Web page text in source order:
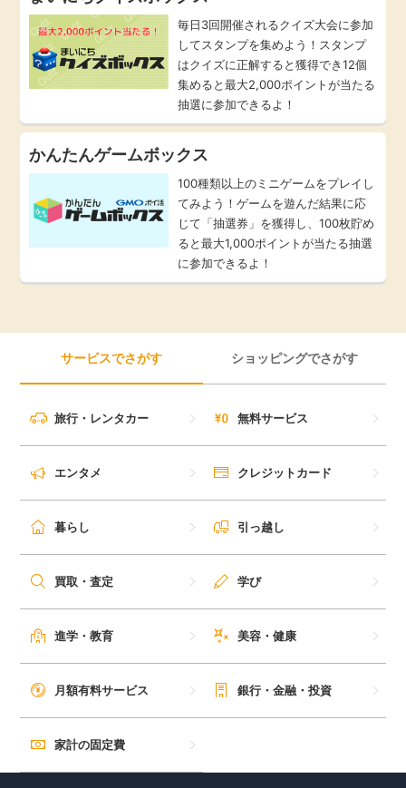
毎日3回開催されるクイズ大会に参加
してスタンプを集めよう！スタンプ
はクイズに正解すると獲得でき12個
集めると最大2,000ポイントが当たる
抽選に参加できるよ！
かんたんゲームボックス
100種類以上のミニゲームをプレイし
てみよう！ゲームを遊んだ結果に応
じて「抽選券」を獲得し、100枚貯め
ると最大1,000ポイントが当たる抽選
に参加できるよ！
サービスでさがす ショッピングでさがす
旅行・レンタカー 無料サービス
エンタメ クレジットカード
暮らし 引っ越し
買取・査定 学び
進学・教育 美容・健康
月額有料サービス 銀行・金融・投資
家計の固定費